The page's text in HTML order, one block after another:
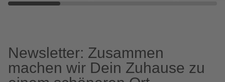
Newsletter: Zusammen
machen wir Dein Zuhause zu